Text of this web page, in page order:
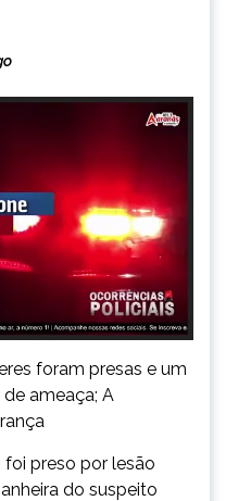
foram presas e um
ameaça; A
foi preso por lesão
do suspeito